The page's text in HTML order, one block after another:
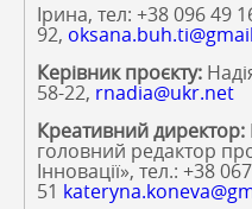
Ірина, тел: +38 096 49
92,
Керівник проєкту:
58-22, rnadia@ukr.net
Креативний директор:
головний редактор
Інновації», тел.: +38
51